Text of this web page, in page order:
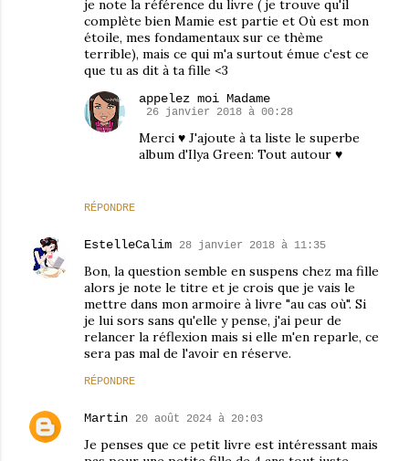
je note la référence du livre ( je trouve qu'il
complète bien Mamie est partie et Où est mon
étoile, mes fondamentaux sur ce thème
terrible), mais ce qui m'a surtout émue c'est ce
que tu as dit à ta fille <3
RÉPONDRE
appelez moi Madame
26 janvier 2018 à 00:28
Merci ♥ J'ajoute à ta liste le superbe
album d'Ilya Green: Tout autour ♥
EstelleCalim 28 janvier 2018 à 11:35
Bon, la question semble en suspens chez ma fille
alors je note le titre et je crois que je vais le
mettre dans mon armoire à livre "au cas où". Si
je lui sors sans qu'elle y pense, j'ai peur de
relancer la réflexion mais si elle m'en reparle, ce
sera pas mal de l'avoir en réserve.
RÉPONDRE
Martin 20 août 2024 à 20:03
Je penses que ce petit livre est intéressant mais